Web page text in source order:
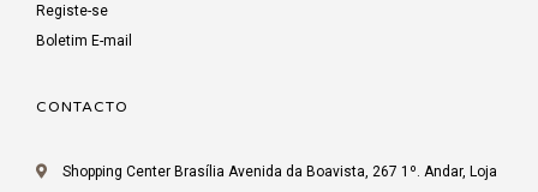
Registe-se
Boletim E-mail
CONTACTO
Shopping Center Brasília Avenida da Boavista, 267 1º. Andar, Loja